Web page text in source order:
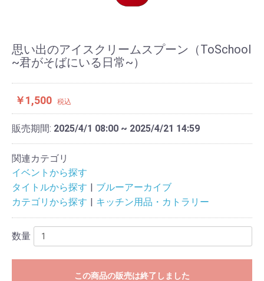
思い出のアイスクリームスプーン（ToSchool
~君がそばにいる日常~）
￥1,500 税込
販売期間: 2025/4/1 08:00 ~ 2025/4/21 14:59
関連カテゴリ
イベントから探す
タイトルから探す
ブルーアーカイブ
カテゴリから探す
キッチン用品・カトラリー
数量
この商品の販売は終了しました